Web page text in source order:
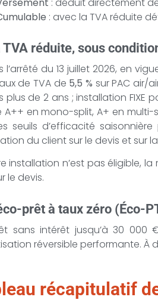
: avec la TVA réduite
TVA réduite, sous
l’arrêté du 13 juillet 2026, en
de TVA de 5,5 % sur PAC air/
plus de 2 ans ; installation FIXE
A++ en mono-split, A+ en multi-
seuils d’efficacité
du client sur le devis et sur
installation n’est pas éligible,
le devis.
prêt à taux zéro (Éco-
sans intérêt jusqu’à 30 000
réversible performante. À
récapitulatif